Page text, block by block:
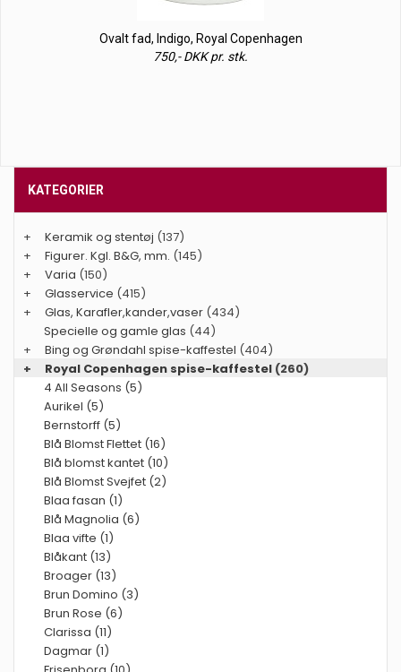
Ovalt fad, Indigo, Royal Copenhagen
750,- DKK pr. stk.
KATEGORIER
+ Keramik og stentøj (137)
+
Figurer. Kgl. B&G, mm. (145)
+
Varia (150)
+
Glasservice (415)
+
Glas, Karafler,kander,vaser (434)
Specielle og gamle glas (44)
+
Bing og Grøndahl spise-kaffestel (404)
+
Royal Copenhagen spise-kaffestel (260)
4 All Seasons (5)
Aurikel (5)
Bernstorff (5)
Blå Blomst Flettet (16)
Blå blomst kantet (10)
Blå Blomst Svejfet (2)
Blaa fasan (1)
Blå Magnolia (6)
Blaa vifte (1)
Blåkant (13)
Broager (13)
Brun Domino (3)
Brun Rose (6)
Clarissa (11)
Dagmar (1)